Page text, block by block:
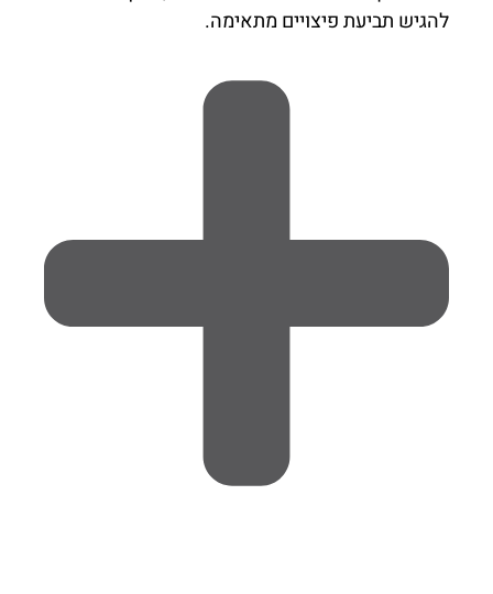
להגיש תביעת פיצויים מתאימה.